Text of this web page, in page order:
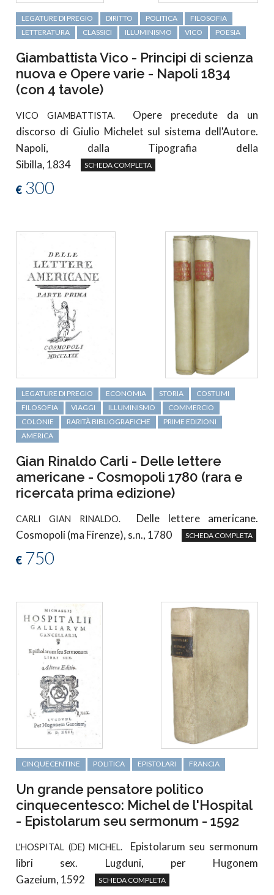
LEGATURE DI PREGIO DIRITTO POLITICA
FILOSOFIA
LETTERATURA
CLASSICI ILLUMINISMO VICO POESIA
Giambattista Vico - Principi di scienza
nuova e Opere varie - Napoli 1834
(con 4 tavole)
VICO GIAMBATTISTA.
Opere precedute da un
discorso di Giulio Michelet sul sistema dell'Autore.
Napoli, dalla Tipografia della
Sibilla, 1834
SCHEDA COMPLETA
€ 300
LEGATURE DI PREGIO ECONOMIA STORIA
COSTUMI
FILOSOFIA
VIAGGI ILLUMINISMO
COMMERCIO
COLONIE
RARITÀ BIBLIOGRAFICHE
PRIME EDIZIONI
AMERICA
Gian Rinaldo Carli - Delle lettere
americane - Cosmopoli 1780 (rara e
ricercata prima edizione)
CARLI GIAN RINALDO.
Delle lettere americane.
Cosmopoli (ma Firenze), s.n., 1780
SCHEDA COMPLETA
€ 750
CINQUECENTINE POLITICA EPISTOLARI FRANCIA
Un grande pensatore politico
cinquecentesco: Michel de l'Hospital
- Epistolarum seu sermonum - 1592
L'HOSPITAL (DE) MICHEL.
Epistolarum seu sermonum
libri sex. Lugduni, per Hugonem
Gazeium, 1592
SCHEDA COMPLETA